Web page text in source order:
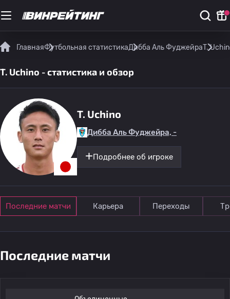
ГлавнаяФутбольная статистикаДибба Аль ФуджейраT.
T. Uchino - статистика и обзор
T. Uchino
Дибба Аль Фуджейра, -
Подробнее об игроке
Последние матчи Карьера Переходы
Последние матчи